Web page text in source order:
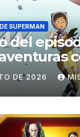
SUPERMAN
del
DE 2026